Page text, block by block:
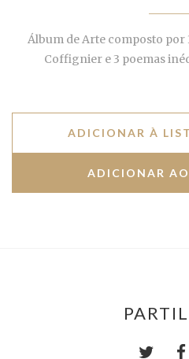
Álbum de Arte composto
Coffignier e 3 poemas
ADICIONAR À